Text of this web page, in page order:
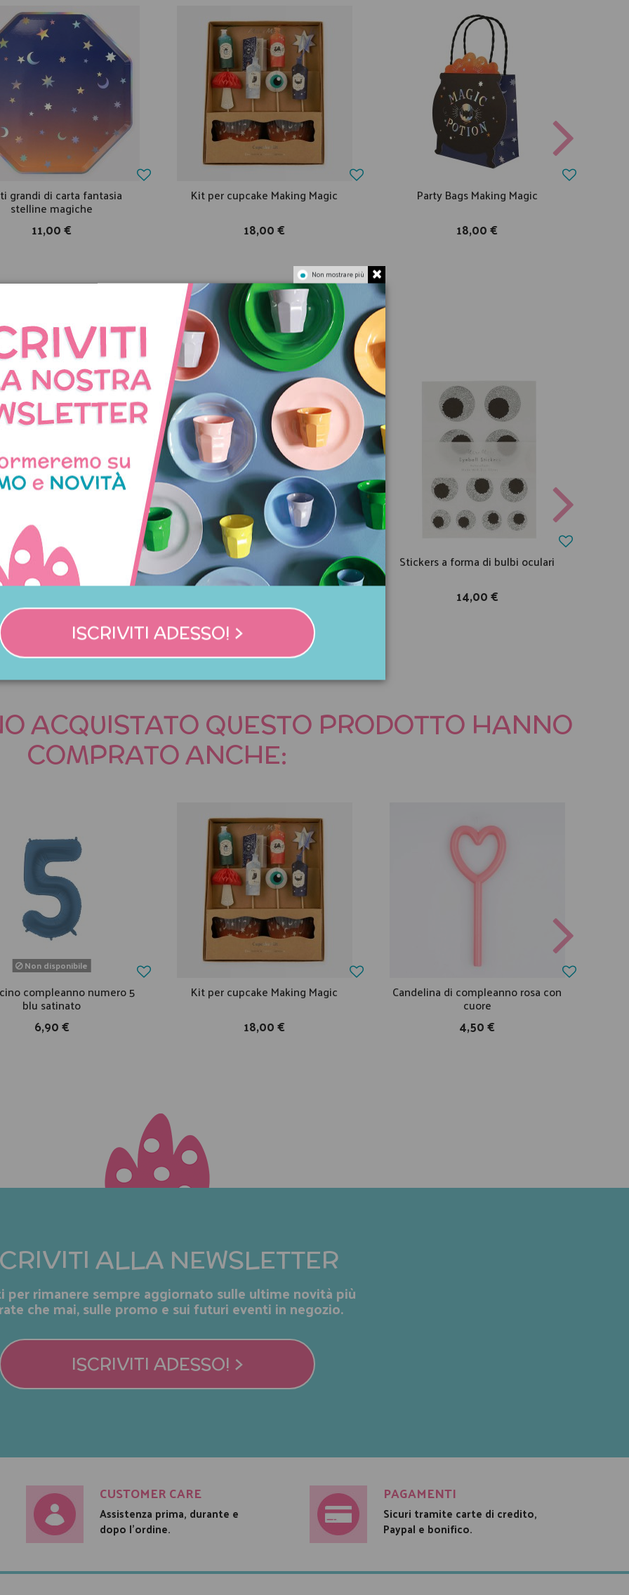
grandi di carta fantasia
stelline magiche
11,00 €
Kit per cupcake Making Magic
18,00 €
Party Bags Making Magic
18,00 €
CON LO STESSO TEMA
Non disponibile
di carta arancio Kit per cupcake Making Magic Stickers a forma di bulbi oculari
14,00 €
ACQUISTATO QUESTO PRODOTTO HANNO
COMPRATO ANCHE:
Non disponibile
compleanno numero 5
blu satinato
6,90 €
Kit per cupcake Making Magic
18,00 €
Candelina di compleanno rosa con
cuore
4,50 €
ALLA NEWSLETTER
per rimanere sempre aggiornato sulle ultime novità più
che mai, sulle promo e sui futuri eventi in negozio.
ISCRIVITI ADESSO! >
CUSTOMER CARE
Assistenza prima, durante e
dopo l'ordine.
PAGAMENTI
Sicuri tramite carte di credito,
Paypal e bonifico.
Non mostrare più
ISCRIVITI ADESSO! >